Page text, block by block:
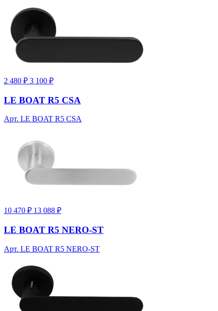
2 480 ₽ 3 100 ₽
LE BOAT R5 CSA
Арт. LE BOAT R5 CSA
10 470 ₽ 13 088 ₽
LE BOAT R5 NERO-ST
Арт. LE BOAT R5 NERO-ST